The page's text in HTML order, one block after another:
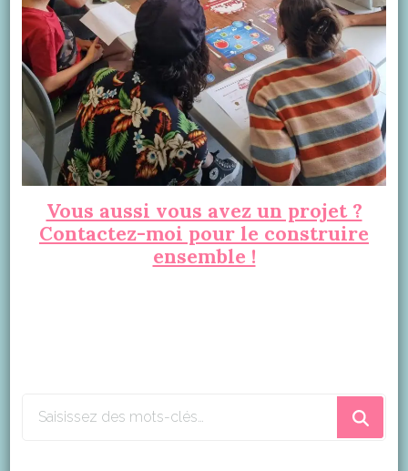
Vous aussi vous avez un projet ?
Contactez-moi pour le construire
ensemble !